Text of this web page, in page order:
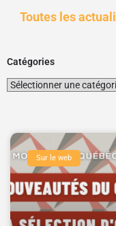
Toutes les
Catégories
Sur le web